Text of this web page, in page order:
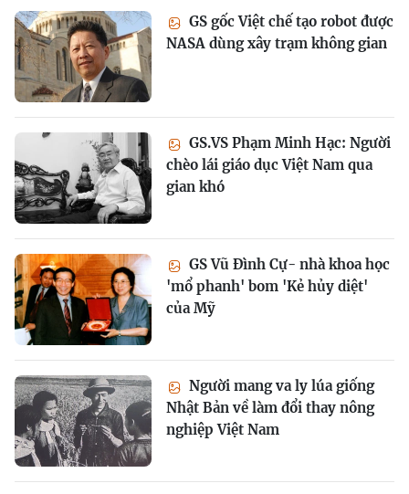
GS gốc Việt chế tạo robot được
NASA dùng xây trạm không gian
GS.VS Phạm Minh Hạc: Người
chèo lái giáo dục Việt Nam qua
gian khó
GS Vũ Đình Cự- nhà khoa học
'mổ phanh' bom 'Kẻ hủy diệt'
của Mỹ
Người mang va ly lúa giống
Nhật Bản về làm đổi thay nông
nghiệp Việt Nam